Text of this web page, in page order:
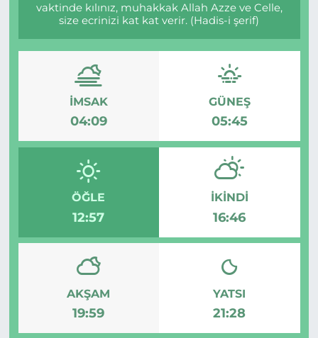
vaktinde kılınız, muhakkak Allah Azze ve Celle,
size ecrinizi kat kat verir. (Hadis-i şerif)
İMSAK
04:09
GÜNEŞ
05:45
ÖĞLE
12:57
İKINDI
16:46
AKŞAM
19:59
YATSI
21:28